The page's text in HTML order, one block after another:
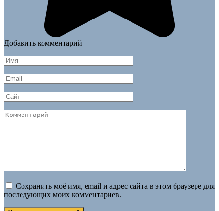
Добавить комментарий
Имя
*
Email
*
Сайт
Комментарий
Сохранить моё имя, email и адрес сайта в этом браузере для
последующих моих комментариев.